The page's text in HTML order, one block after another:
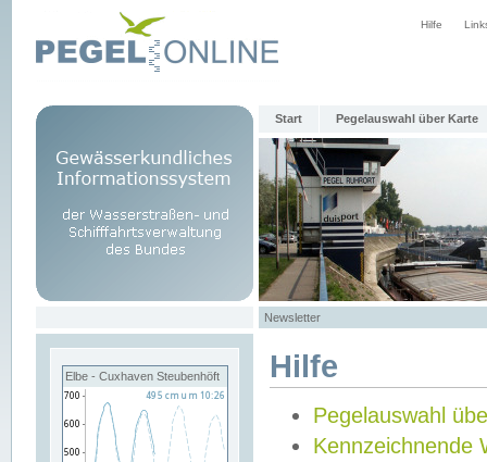
Hilfe
Start Pegelauswahl über Karte
Newsletter
Elbe - Cuxhaven Steubenhöft Hilfe
Pegelauswahl
Kennzeichnende